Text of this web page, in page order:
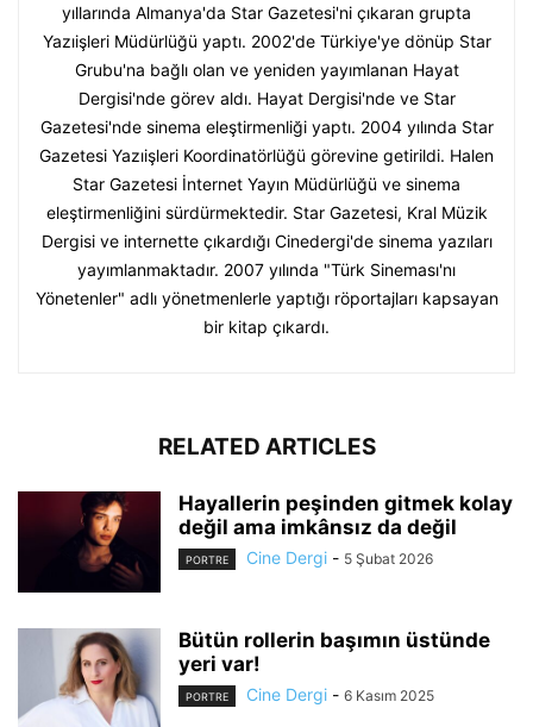
yıllarında Almanya'da Star Gazetesi'ni çıkaran grupta
Yazıişleri Müdürlüğü yaptı. 2002'de Türkiye'ye dönüp Star
Grubu'na bağlı olan ve yeniden yayımlanan Hayat
Dergisi'nde görev aldı. Hayat Dergisi'nde ve Star
Gazetesi'nde sinema eleştirmenliği yaptı. 2004 yılında Star
Gazetesi Yazıişleri Koordinatörlüğü görevine getirildi. Halen
Star Gazetesi İnternet Yayın Müdürlüğü ve sinema
eleştirmenliğini sürdürmektedir. Star Gazetesi, Kral Müzik
Dergisi ve internette çıkardığı Cinedergi'de sinema yazıları
yayımlanmaktadır. 2007 yılında "Türk Sineması'nı
Yönetenler" adlı yönetmenlerle yaptığı röportajları kapsayan
bir kitap çıkardı.
RELATED ARTICLES
Hayallerin peşinden gitmek kolay
değil ama imkânsız da değil
PORTRE Cine Dergi - 5 Şubat 2026
Bütün rollerin başımın üstünde
yeri var!
PORTRE Cine Dergi - 6 Kasım 2025